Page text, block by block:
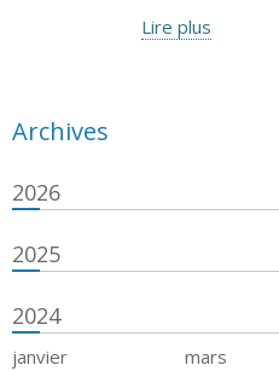
Lire plus
Archives
2026
2025
2024
janvier mars